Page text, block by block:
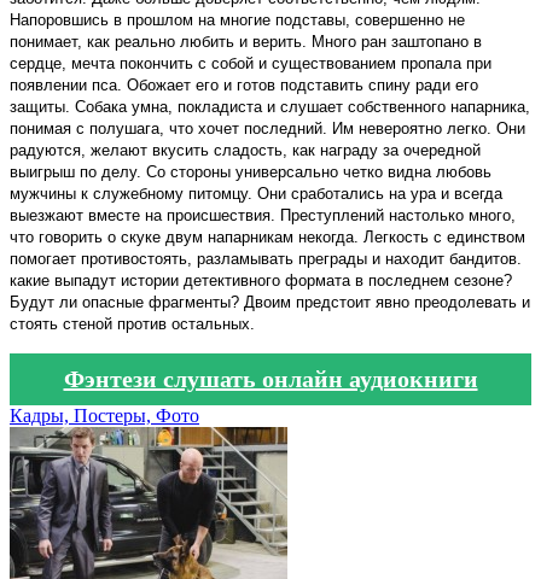
Напоровшись в прошлом на многие подставы, совершенно не
понимает, как реально любить и верить. Много ран заштопано в
сердце, мечта покончить с собой и существованием пропала при
появлении пса. Обожает его и готов подставить спину ради его
защиты. Собака умна, покладиста и слушает собственного напарника,
понимая с полушага, что хочет последний. Им невероятно легко. Они
радуются, желают вкусить сладость, как награду за очередной
выигрыш по делу. Со стороны универсально четко видна любовь
мужчины к служебному питомцу. Они сработались на ура и всегда
выезжают вместе на происшествия. Преступлений настолько много,
что говорить о скуке двум напарникам некогда. Легкость с единством
помогает противостоять, разламывать преграды и находит бандитов.
какие выпадут истории детективного формата в последнем сезоне?
Будут ли опасные фрагменты? Двоим предстоит явно преодолевать и
стоять стеной против остальных.
Фэнтези слушать онлайн аудиокниги
Кадры, Постеры, Фото